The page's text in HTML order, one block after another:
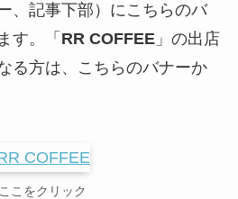
、記事下部）にこちらのバ
す。「 RR COFFEE」の出店
る方は、こちらのバナーか
こをクリック